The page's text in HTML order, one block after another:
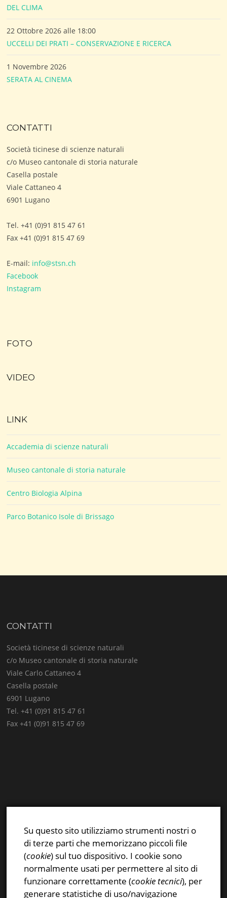
DEL CLIMA
22 Ottobre 2026 alle 18:00
UCCELLI DEI PRATI – CONSERVAZIONE E RICERCA
1 Novembre 2026
SERATA AL CINEMA
CONTATTI
Società ticinese di scienze naturali
c/o Museo cantonale di storia naturale
Casella postale
Viale Cattaneo 4
6901 Lugano
Tel. +41 (0)91 815 47 61
Fax +41 (0)91 815 47 69
E-mail: info@stsn.ch
Facebook
Instagram
FOTO
VIDEO
LINK
Accademia di scienze naturali
Museo cantonale di storia naturale
Centro Biologia Alpina
Parco Botanico Isole di Brissago
CONTATTI
Società ticinese di scienze naturali
c/o Museo cantonale di storia naturale
Viale Carlo Cattaneo 4
Casella postale
6901 Lugano
Tel. +41 (0)91 815 47 61
Fax +41 (0)91 815 47 69
Instagram
Privacy & Cookies Policy
Su questo sito utilizziamo strumenti nostri o
di terze parti che memorizzano piccoli file
(cookie) sul tuo dispositivo. I cookie sono
normalmente usati per permettere al sito di
funzionare correttamente (cookie tecnici), per
generare statistiche di uso/navigazione